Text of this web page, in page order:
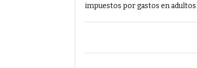
impuestos por gastos en